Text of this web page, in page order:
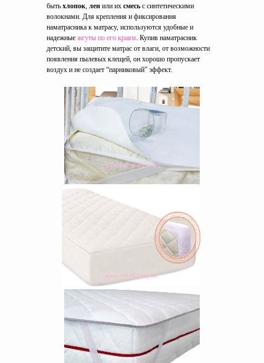
быть хлопок, лен или их смесь с синтетическими
волокнами. Для крепления и фиксирования
наматрасника к матрасу, используются удобные и
надежные жгуты по его краям. Купив наматрасник
детский, вы защитите матрас от влаги, от возможности
появления пылевых клещей, он хорошо пропускает
воздух и не создает “парниковый” эффект.